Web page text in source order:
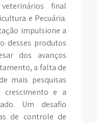
final
e Pecuária.
impulsione a
desses produtos
dos avanços
a falta de
mais pesquisas
crescimento e a
Um desafio
de controle de